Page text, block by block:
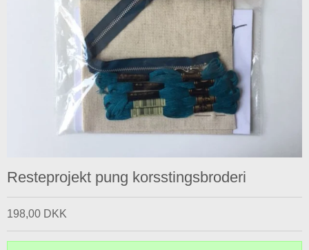
Resteprojekt pung korsstingsbroderi
198,00 DKK